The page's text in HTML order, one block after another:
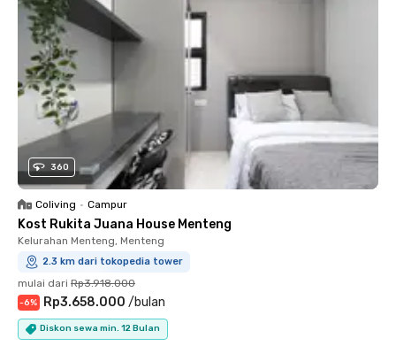
360
Coliving • Campur
Kost Rukita Juana House Menteng
Kelurahan Menteng, Menteng
2.3 km dari tokopedia tower
mulai dari Rp3.918.000
-6% Rp3.658.000 /bulan
Diskon sewa min. 12 Bulan